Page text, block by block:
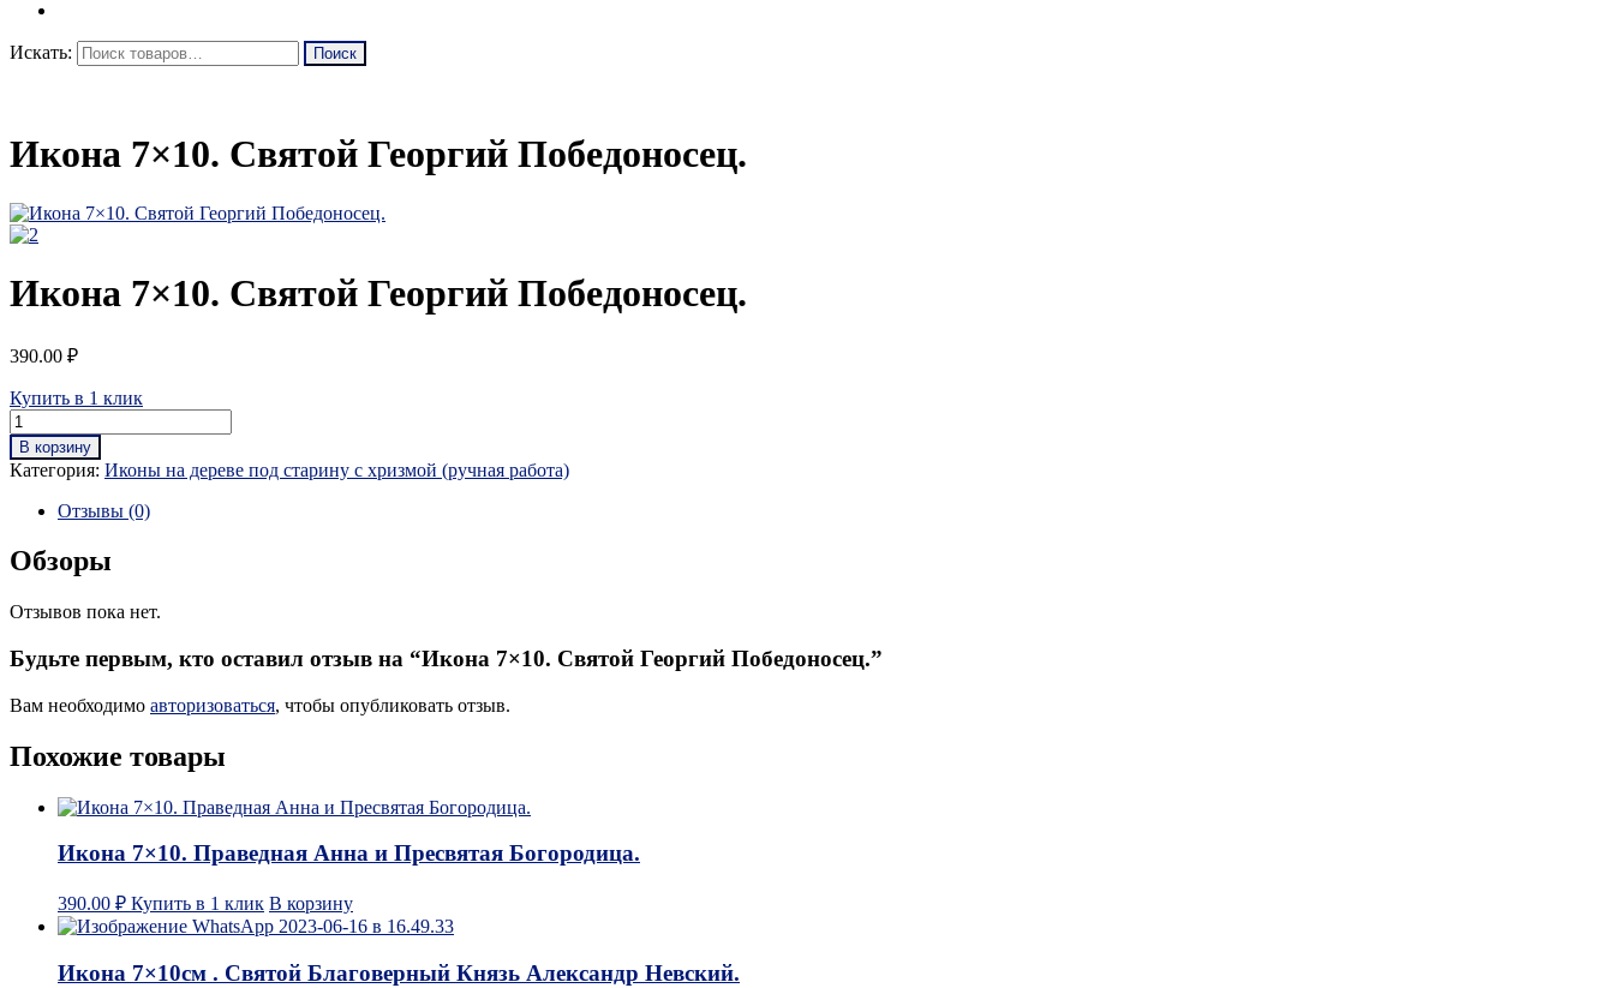
Искать:
Икона 7×10. Святой Георгий Победоносец.
Икона 7×10. Святой Георгий Победоносец.
390.00 ₽
Купить в 1 клик
В корзину
Категория: Иконы на дереве под старину с хризмой (ручная работа)
Отзывы (0)
Обзоры
Отзывов пока нет.
Будьте первым, кто оставил отзыв на “Икона 7×10. Святой Георгий Победоносец.”
Вам необходимо авторизоваться, чтобы опубликовать отзыв.
Похожие товары
Икона 7×10. Праведная Анна и Пресвятая Богородица.
390.00 ₽ Купить в 1 клик В корзину
Икона 7×10см . Святой Благоверный Князь Александр Невский.